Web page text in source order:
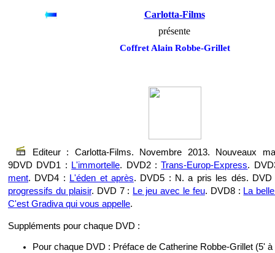
Editeur : Carlotta-Films. Novembre 2013. Nouveaux
9DVD DVD1 :
L'immortelle. DVD2 :Trans-Europ-Express.
ment. DVD4 : L'éden et après. DVD5 : N. a pris les dés.
progressifs du plaisir. DVD 7 : Le jeu avec le feu. DVD8 : La
C'est Gradiva qui vous appelle.
Suppléments pour chaque DVD :
Pour chaque DVD : Préface de Catherine Robbe-Grillet (5' à
Carlotta-Films
présente
Coffret Alain Robbe-Grillet